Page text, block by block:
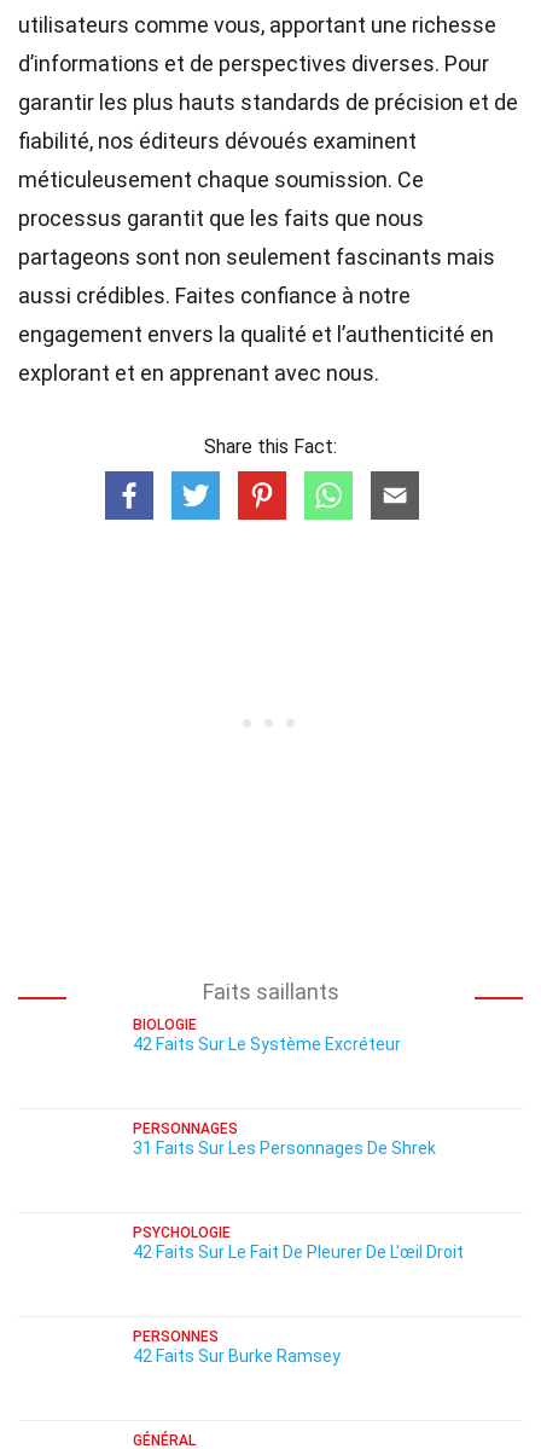
utilisateurs comme vous, apportant une richesse
d’informations et de perspectives diverses. Pour
garantir les plus hauts standards de précision et de
fiabilité, nos éditeurs dévoués examinent
méticuleusement chaque soumission. Ce
processus garantit que les faits que nous
partageons sont non seulement fascinants mais
aussi crédibles. Faites confiance à notre
engagement envers la qualité et l’authenticité en
explorant et en apprenant avec nous.
Share this Fact:
Faits saillants
BIOLOGIE
42 Faits Sur Le Système Excréteur
PERSONNAGES
31 Faits Sur Les Personnages De Shrek
PSYCHOLOGIE
42 Faits Sur Le Fait De Pleurer De L'œil Droit
PERSONNES
42 Faits Sur Burke Ramsey
GÉNÉRAL